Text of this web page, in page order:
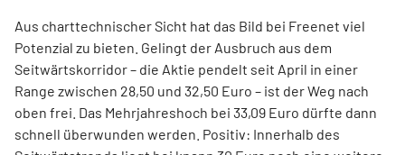
Aus charttechnischer Sicht hat das Bild bei Freenet viel
Potenzial zu bieten. Gelingt der Ausbruch aus dem
Seitwärtskorridor – die Aktie pendelt seit April in einer
Range zwischen 28,50 und 32,50 Euro – ist der Weg nach
oben frei. Das Mehrjahreshoch bei 33,09 Euro dürfte dann
schnell überwunden werden. Positiv: Innerhalb des